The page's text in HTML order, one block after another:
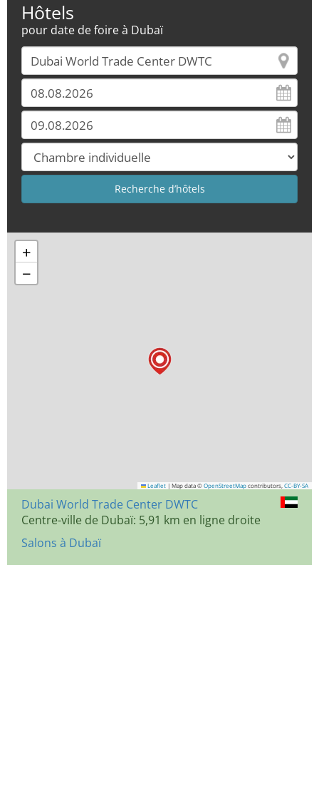
Hôtels
pour date de foire à Dubaï
+
−
Leaflet | Map data © OpenStreetMap contributors, CC-BY-SA
Dubai World Trade Center DWTC
Centre-ville de Dubaï: 5,91 km en ligne droite
Salons à Dubaï